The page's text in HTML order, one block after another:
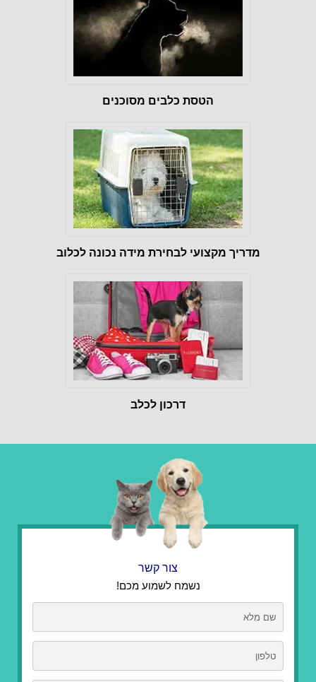
הטסת כלבים מסוכנים
מדריך מקצועי לבחירת מידה נכונה לכלוב
דרכון לכלב
צור קשר
נשמח לשמוע מכם!